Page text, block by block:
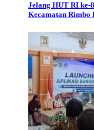
Jelang HUT RI ke-
Kecamatan Rimbo